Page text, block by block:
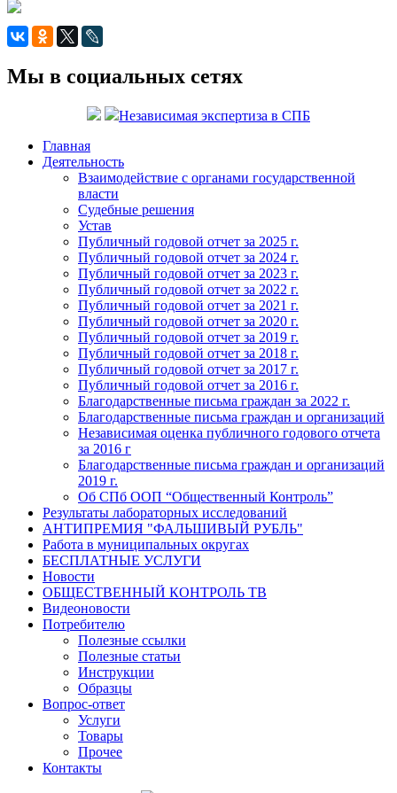
Мы в социальных сетях
Независимая экспертиза в СПБ
Главная
Деятельность
Взаимодействие с органами государственной
власти
Судебные решения
Устав
Публичный годовой отчет за 2025 г.
Публичный годовой отчет за 2024 г.
Публичный годовой отчет за 2023 г.
Публичный годовой отчет за 2022 г.
Публичный годовой отчет за 2021 г.
Публичный годовой отчет за 2020 г.
Публичный годовой отчет за 2019 г.
Публичный годовой отчет за 2018 г.
Публичный годовой отчет за 2017 г.
Публичный годовой отчет за 2016 г.
Благодарственные письма граждан за 2022 г.
Благодарственные письма граждан и организаций
Независимая оценка публичного годового отчета
за 2016 г
Благодарственные письма граждан и организаций
2019 г.
Об СПб ООП “Общественный Контроль”
Результаты лабораторных исследований
АНТИПРЕМИЯ "ФАЛЬШИВЫЙ РУБЛЬ"
Работа в муниципальных округах
БЕСПЛАТНЫЕ УСЛУГИ
Новости
ОБЩЕСТВЕННЫЙ КОНТРОЛЬ ТВ
Видеоновости
Потребителю
Полезные ссылки
Полезные статьи
Инструкции
Образцы
Вопрос-ответ
Услуги
Товары
Прочее
Контакты